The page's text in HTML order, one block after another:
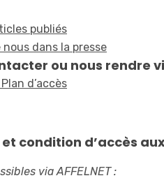
publiés
nous dans la presse
ou nous rendre
d’accès
condition d’accès
via AFFELNET :